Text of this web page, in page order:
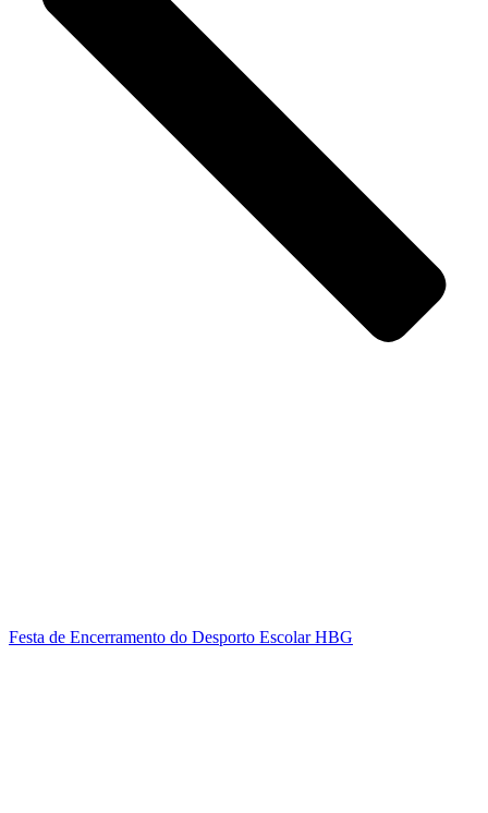
Festa de Encerramento do Desporto Escolar HBG